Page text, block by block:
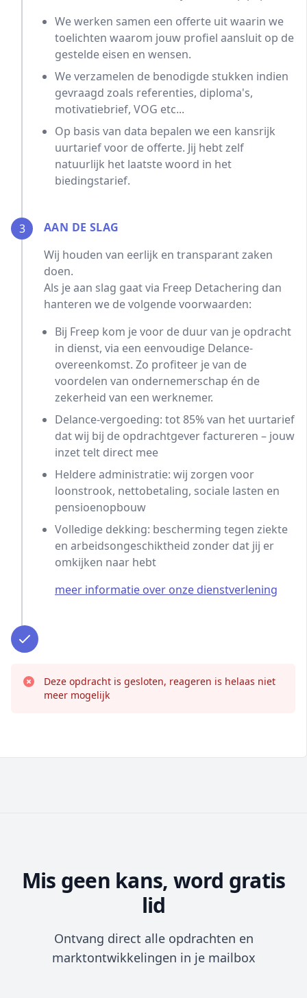
We werken samen een offerte uit waarin we
toelichten waarom jouw profiel aansluit op de
gestelde eisen en wensen.
We verzamelen de benodigde stukken indien
gevraagd zoals referenties, diploma's,
motivatiebrief, VOG etc...
Op basis van data bepalen we een kansrijk
uurtarief voor de offerte. Jij hebt zelf
natuurlijk het laatste woord in het
biedingstarief.
3
AAN DE SLAG
Wij houden van eerlijk en transparant zaken
doen.
Als je aan slag gaat via Freep Detachering dan
hanteren we de volgende voorwaarden:
Bij Freep kom je voor de duur van je opdracht
in dienst, via een eenvoudige Delance-
overeenkomst. Zo profiteer je van de
voordelen van ondernemerschap én de
zekerheid van een werknemer.
Delance-vergoeding: tot 85% van het uurtarief
dat wij bij de opdrachtgever factureren – jouw
inzet telt direct mee
Heldere administratie: wij zorgen voor
loonstrook, nettobetaling, sociale lasten en
pensioenopbouw
Volledige dekking: bescherming tegen ziekte
en arbeidsongeschiktheid zonder dat jij er
omkijken naar hebt
meer informatie over onze dienstverlening
Deze opdracht is gesloten, reageren is helaas niet
meer mogelijk
Mis geen kans, word gratis
lid
Ontvang direct alle opdrachten en
marktontwikkelingen in je mailbox